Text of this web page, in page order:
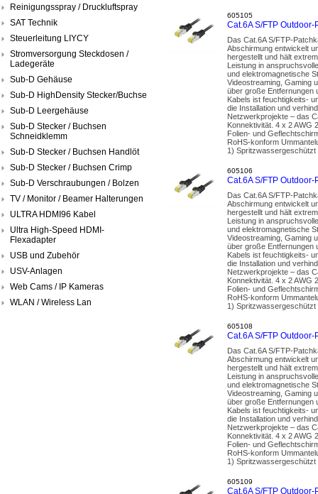
Reinigungsspray / Druckluftspray
SAT Technik
Steuerleitung LIYCY
Stromversorgung Steckdosen /
Ladegeräte
Sub-D Gehäuse
Sub-D HighDensity Stecker/Buchse
Sub-D Leergehäuse
Sub-D Stecker / Buchsen
Schneidklemm
Sub-D Stecker / Buchsen Handlöt
Sub-D Stecker / Buchsen Crimp
Sub-D Verschraubungen / Bolzen
TV / Monitor / Beamer Halterungen
ULTRA HDMI96 Kabel
Ultra High-Speed HDMI-
Flexadapter
USB und Zubehör
USV-Anlagen
Web Cams / IP Kameras
WLAN / Wireless Lan
605105
Cat.6A S/FTP
Das Cat.6A S/FTP-
Abschirmung entwickelt
hergestellt und hält
Leistung in
und elektromagnetische
Videostreaming, Gaming
über große Entfernungen
Kabels ist feuchtigkeits-
die Installation und
Netzwerkprojekte – das
Konnektivität. 4 x 2 AWG
Folien- und
RoHS-konform
1) Spritzwassergeschützt
605106
Cat.6A S/FTP
Das Cat.6A S/FTP-
Abschirmung entwickelt
hergestellt und hält
Leistung in
und elektromagnetische
Videostreaming, Gaming
über große Entfernungen
Kabels ist feuchtigkeits-
die Installation und
Netzwerkprojekte – das
Konnektivität. 4 x 2 AWG
Folien- und
RoHS-konform
1) Spritzwassergeschützt
605108
Cat.6A S/FTP
Das Cat.6A S/FTP-
Abschirmung entwickelt
hergestellt und hält
Leistung in
und elektromagnetische
Videostreaming, Gaming
über große Entfernungen
Kabels ist feuchtigkeits-
die Installation und
Netzwerkprojekte – das
Konnektivität. 4 x 2 AWG
Folien- und
RoHS-konform
1) Spritzwassergeschützt
605109
Cat.6A S/FTP